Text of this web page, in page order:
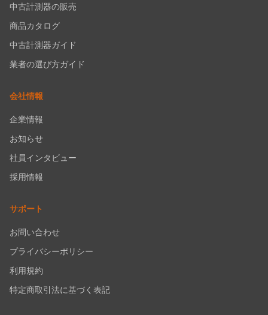
中古計測器の販売
商品カタログ
中古計測器ガイド
業者の選び方ガイド
会社情報
企業情報
お知らせ
社員インタビュー
採用情報
サポート
お問い合わせ
プライバシーポリシー
利用規約
特定商取引法に基づく表記